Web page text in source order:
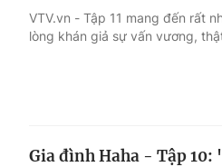
VTV.vn - Tập 11 mang đến rất
lòng khán giả sự vấn vương,
Gia đình Haha - Tập